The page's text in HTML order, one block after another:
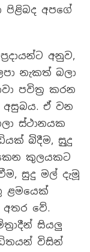
පිළිබද අපගේ
අනුව,
නැකත් බලා
පවිත්‍ර කරන
ඒ වන
ස්ථානයක
බිදීම, සුුදු
කුලයකට
සුදු මල් දැමූ
ළමයෙක්
අතර වේ.
සියලු
විසින්